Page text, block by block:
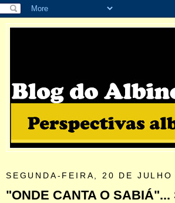
SEGUNDA-FEIRA, 20 DE
"ONDE CANTA O SABIÁ"...